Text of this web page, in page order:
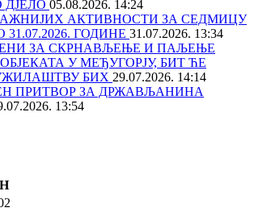
05.08.2026. 14:24
АКТИВНОСТИ ЗА СЕДМИЦУ
31.07.2026. ГОДИНЕ 31.07.2026. 13:34
ЗА СКРНАВЉЕЊЕ И ПАЉЕЊЕ
У МЕЂУГОРЈУ, БИТ ЋЕ
БИХ 29.07.2026. 14:14
ПРИТВОР ЗА ДРЖАВЉАНИНА
13:54
Н